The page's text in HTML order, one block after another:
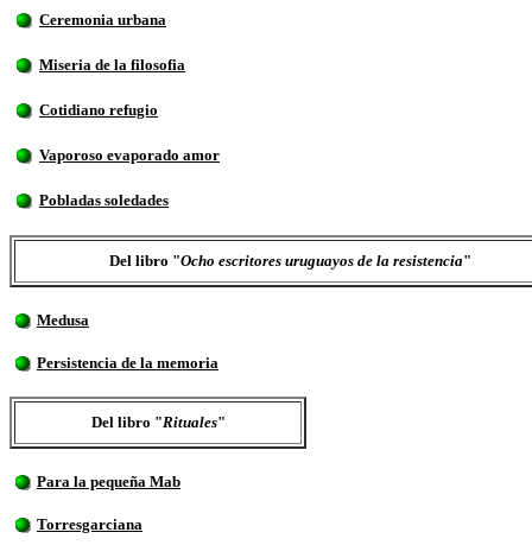
Ceremonia urbana
Miseria de la filosofia
Cotidiano refugio
Vaporoso evaporado amor
Pobladas soledades
Del libro "Ocho escritores uruguayos de la resistencia"
Medusa
Persistencia de la memoria
Del libro "Rituales"
Para la pequeña Mab
Torresgarciana